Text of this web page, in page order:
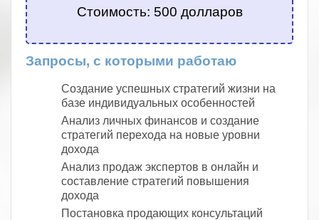
Стоимость: 500 долларов
Запросы, с которыми работаю
Создание успешных стратегий жизни на
базе индивидуальных особенностей
Анализ личных финансов и создание
стратегий перехода на новые уровни
дохода
Анализ продаж экспертов в онлайн и
составление стратегий повышения
дохода
Постановка продающих консультаций